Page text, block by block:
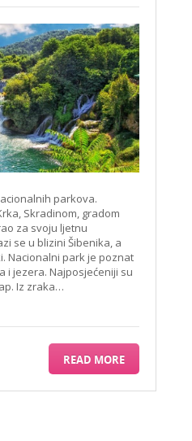
parkova.
Skradinom, gradom
za svoju ljetnu
se u blizini Šibenika, a
Nacionalni park je poznat
i jezera. Najposjećeniji su
Iz zraka…
READ MORE